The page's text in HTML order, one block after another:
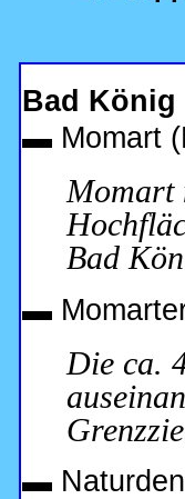
Bad König
▬ Momart
Momart
Bad
▬
Die ca.
▬